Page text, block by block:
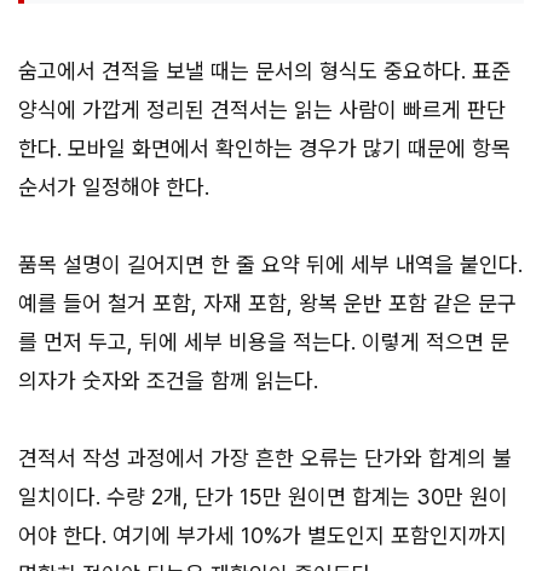
숨고에서 견적을 보낼 때는 문서의 형식도 중요하다. 표준
양식에 가깝게 정리된 견적서는 읽는 사람이 빠르게 판단
한다. 모바일 화면에서 확인하는 경우가 많기 때문에 항목
순서가 일정해야 한다.
품목 설명이 길어지면 한 줄 요약 뒤에 세부 내역을 붙인다.
예를 들어 철거 포함, 자재 포함, 왕복 운반 포함 같은 문구
를 먼저 두고, 뒤에 세부 비용을 적는다. 이렇게 적으면 문
의자가 숫자와 조건을 함께 읽는다.
견적서 작성 과정에서 가장 흔한 오류는 단가와 합계의 불
일치이다. 수량 2개, 단가 15만 원이면 합계는 30만 원이
어야 한다. 여기에 부가세 10%가 별도인지 포함인지까지